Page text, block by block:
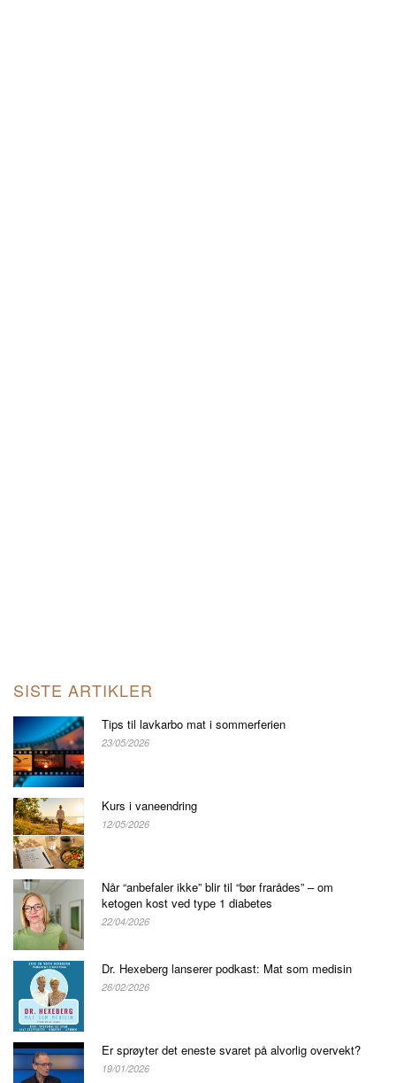
SISTE ARTIKLER
Tips til lavkarbo mat i sommerferien
23/05/2026
Kurs i vaneendring
12/05/2026
Når “anbefaler ikke” blir til “bør frarådes” – om
ketogen kost ved type 1 diabetes
22/04/2026
Dr. Hexeberg lanserer podkast: Mat som medisin
26/02/2026
Er sprøyter det eneste svaret på alvorlig overvekt?
19/01/2026